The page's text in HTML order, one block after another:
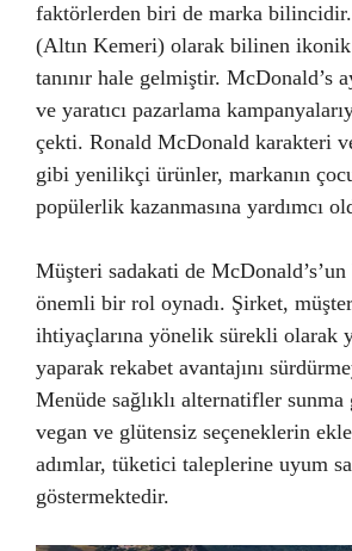
faktörlerden biri de marka
(Altın Kemeri) olarak bilinen
tanınır hale gelmiştir. McDonald’s
ve yaratıcı pazarlama
çekti. Ronald McDonald karakteri
gibi yenilikçi ürünler, markanın
popülerlik kazanmasına yardımcı
Müşteri sadakati de
önemli bir rol oynadı. Şirket,
ihtiyaçlarına yönelik sürekli olarak
yaparak rekabet avantajını
Menüde sağlıklı alternatifler
vegan ve glütensiz seçeneklerin
adımlar, tüketici taleplerine uyum
göstermektedir.